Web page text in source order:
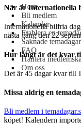
Hem
Bli medlem
Kalender
Etablera en
Saknade temadagar
FAQ
Hantera
Om oss
När är Internationella
Internationella bilfria
nästa gång den 22
Hur långt är det kvar
Det är 45 dagar kvar till
Missa aldrig en
Bli medlem i
köpet! Kalendern